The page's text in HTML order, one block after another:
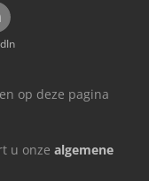
op deze pagina
u onze algemene